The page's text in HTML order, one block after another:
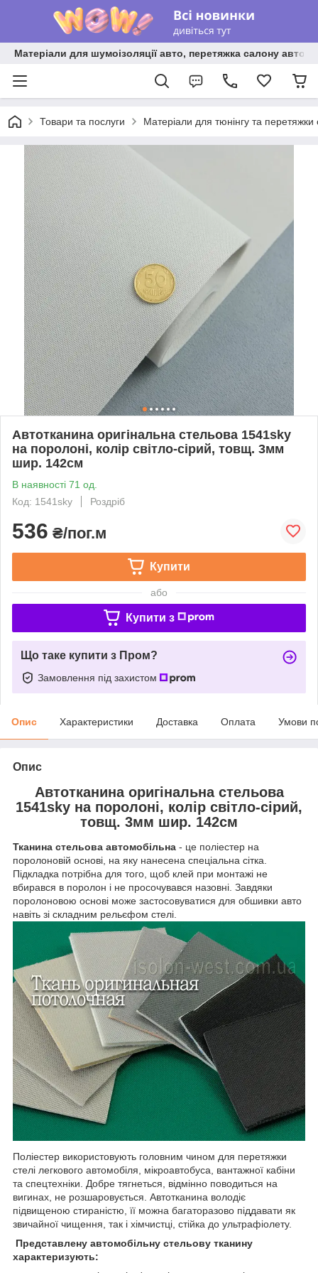
Матеріали для шумоізоляції авто, перетяжка салону авто
Товари та послуги Матеріали для тюнінгу та
Автотканина оригінальна стельова 1541sky
на поролоні, колір світло-сірий, товщ. 3мм
шир. 142см
В наявності 71 од.
Код: 1541sky
Роздріб
536 ₴/пог.м
Купити
або
Купити з
Що таке купити з Пром?
Замовлення під захистом
Опис Характеристики Доставка Оплата Умови
Опис
Автотканина оригінальна стельова
1541sky на поролоні, колір світло-сірий,
товщ. 3мм шир. 142см
Тканина стельова автомобільна - це поліестер на
поролоновій основі, на яку нанесена спеціальна сітка.
Підкладка потрібна для того, щоб клей при монтажі не
вбирався в поролон і не просочувався назовні. Завдяки
поролоновою основі може застосовуватися для обшивки авто
навіть зі складним рельєфом стелі.
Поліестер використовують головним чином для перетяжки
стелі легкового автомобіля, мікроавтобуса, вантажної кабіни
та спецтехніки. Добре тягнеться, відмінно поводиться на
вигинах, не розшаровується. Автотканина володіє
підвищеною стираністю, її можна багаторазово піддавати як
звичайної чищення, так і хімчистці, стійка до ультрафіолету.
Представлену автомобільну стельову тканину
характеризують: